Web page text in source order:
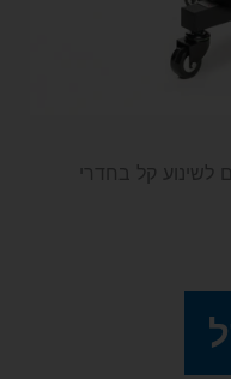
לשינוע קל בחדרי